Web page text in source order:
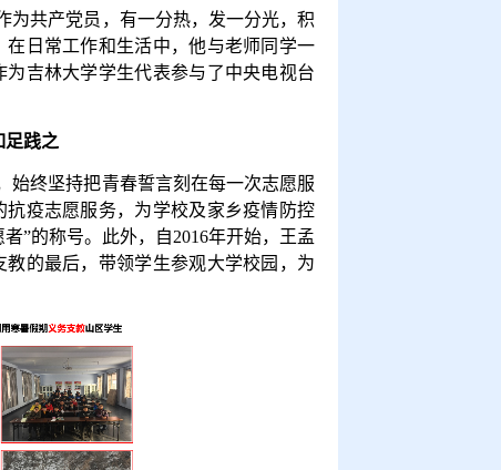
为共产党员，有一分热，发一分光，积
日常工作和生活中，他与老师同学一
吉林大学学生代表参与了中央电视台
足践之
始终坚持把青春誓言刻在每一次志愿服
疫志愿服务，为学校及家乡疫情防控
者”的称号。此外，自2016年开始，王孟
的最后，带领学生参观大学校园，为